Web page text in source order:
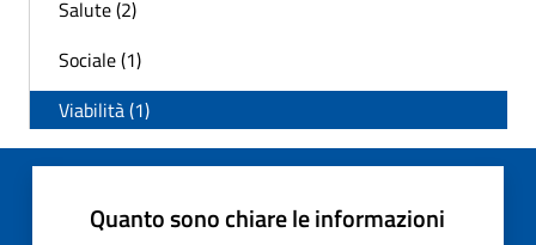
Salute (2)
Sociale (1)
Viabilità (1)
Quanto sono chiare le informazioni